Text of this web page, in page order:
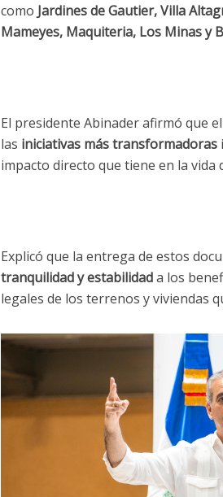
como Jardines de Gautier, Villa
Mameyes, Maquiteria, Los Minas y
El presidente Abinader afirmó que
las iniciativas más transformadoras
impacto directo que tiene en la vida
Explicó que la entrega de estos
tranquilidad y estabilidada los
legales de los terrenos y viviendas